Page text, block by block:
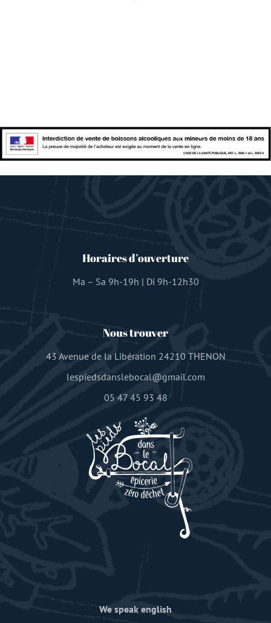
Horaires d’ouverture
Ma – Sa 9h-19h | Di 9h-12h30
Nous trouver
43 Avenue de la Libération 24210 THENON
lespiedsdanslebocal@gmail.com
05 47 45 93 48
We speak english